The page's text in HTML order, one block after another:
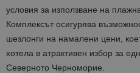
условия за използване на
Комплексът осигурява
шезлонги на намалени цени,
хотела в атрактивен избор за
Северното Черноморие.